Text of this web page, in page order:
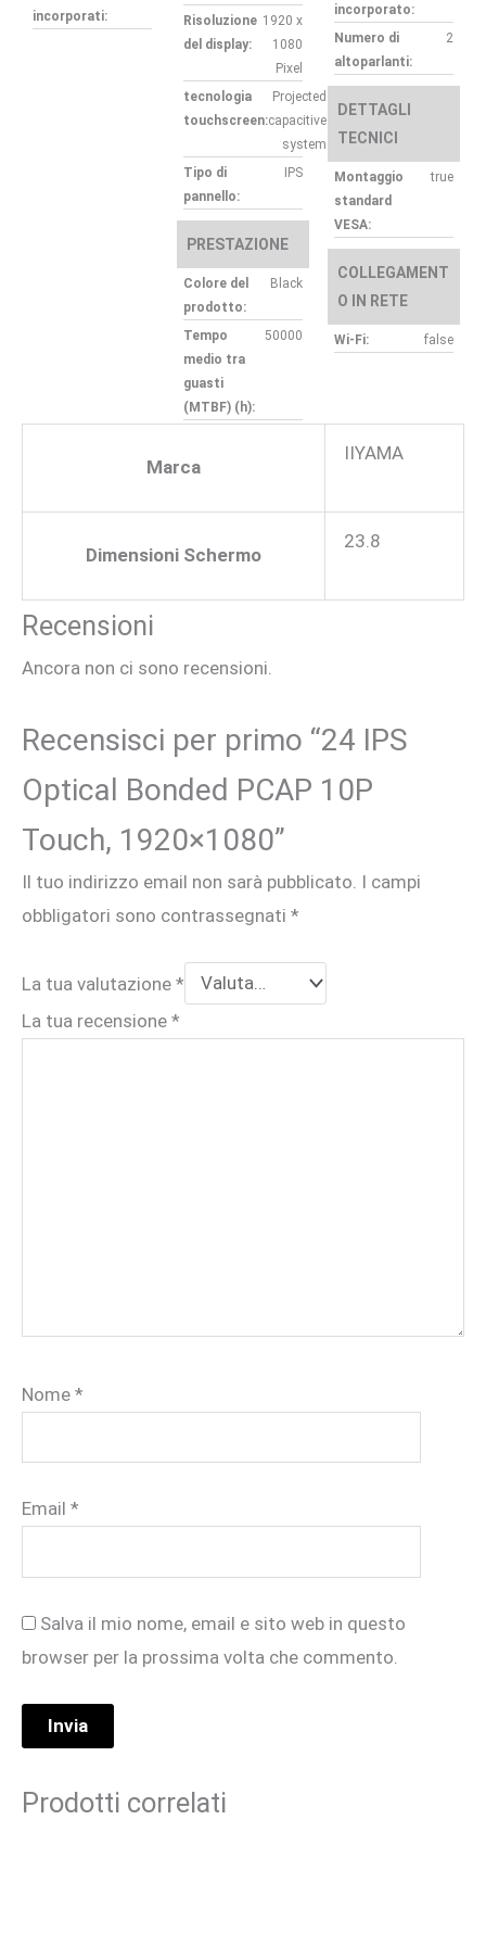
incorporati:
Risoluzione
del display:
1920 x
1080
Pixel
tecnologia
touchscreen:
Projected
capacitive
system
Tipo di
pannello:
IPS
PRESTAZIONE
Colore del
prodotto:
Black
Tempo
medio tra
guasti
(MTBF) (h):
50000
incorporato:
Numero di
altoparlanti:
2
DETTAGLI
TECNICI
Montaggio
standard
VESA:
true
COLLEGAMENT
O IN RETE
Wi-Fi: false
Marca
IIYAMA
Dimensioni Schermo
23.8
Recensioni
Ancora non ci sono recensioni.
Recensisci per primo “24 IPS
Optical Bonded PCAP 10P
Touch, 1920×1080”
Il tuo indirizzo email non sarà pubblicato. I campi
obbligatori sono contrassegnati *
La tua valutazione *
La tua recensione *
Nome *
Email *
Salva il mio nome, email e sito web in questo
browser per la prossima volta che commento.
Prodotti correlati